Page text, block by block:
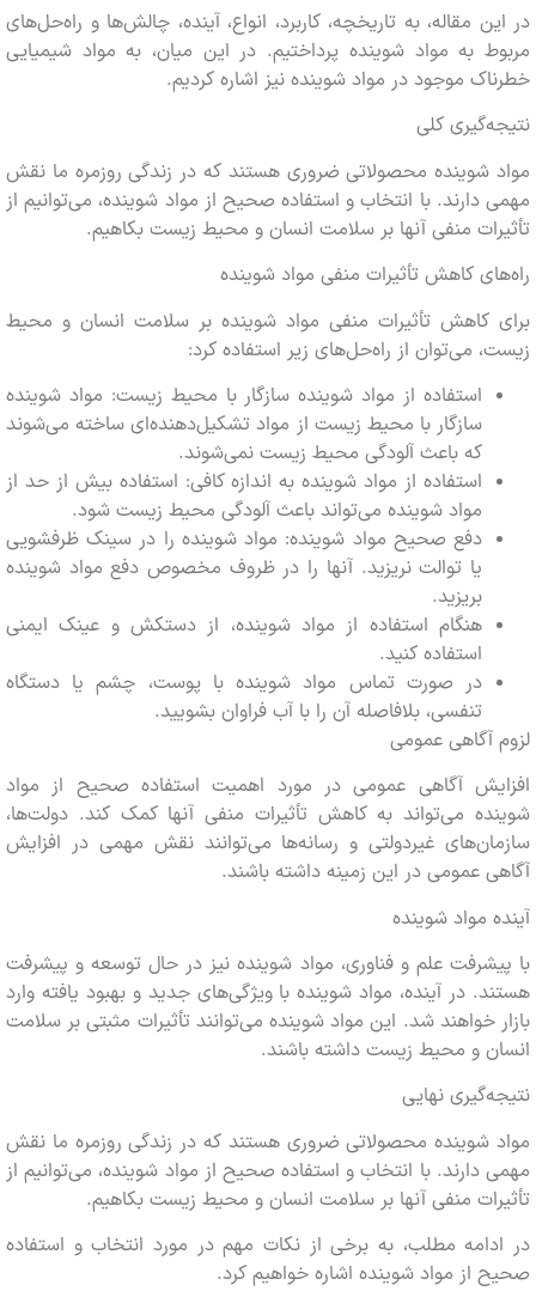
مقاله، به تاریخچه، کاربرد، انواع، آینده، چالش‌ها و راه‌حل‌های
به مواد شوینده پرداختیم. در این میان، به مواد شیمیایی
موجود در مواد شوینده نیز اشاره کردیم.
کلی
شوینده محصولاتی ضروری هستند که در زندگی روزمره ما نقش
با انتخاب و استفاده صحیح از مواد شوینده، می‌توانیم از
منفی آنها بر سلامت انسان و محیط زیست بکاهیم.
کاهش تأثیرات منفی مواد شوینده
کاهش تأثیرات منفی مواد شوینده بر سلامت انسان و محیط
می‌توان از راه‌حل‌های زیر استفاده کرد:
استفاده از مواد شوینده سازگار با محیط زیست: مواد شوینده
سازگار با محیط زیست از مواد تشکیل‌دهنده‌ای ساخته می‌شوند
که باعث آلودگی محیط زیست نمی‌شوند.
استفاده از مواد شوینده به اندازه کافی: استفاده بیش از حد از
مواد شوینده می‌تواند باعث آلودگی محیط زیست شود.
دفع صحیح مواد شوینده: مواد شوینده را در سینک ظرفشویی
یا توالت نریزید. آنها را در ظروف مخصوص دفع مواد شوینده
بریزید.
هنگام استفاده از مواد شوینده، از دستکش و عینک ایمنی
استفاده کنید.
در صورت تماس مواد شوینده با پوست، چشم یا دستگاه
تنفسی، بلافاصله آن را با آب فراوان بشویید.
آگاهی عمومی
آگاهی عمومی در مورد اهمیت استفاده صحیح از مواد
می‌تواند به کاهش تأثیرات منفی آنها کمک کند. دولت‌ها،
غیردولتی و رسانه‌ها می‌توانند نقش مهمی در افزایش
عمومی در این زمینه داشته باشند.
مواد شوینده
علم و فناوری، مواد شوینده نیز در حال توسعه و پیشرفت
در آینده، مواد شوینده با ویژگی‌های جدید و بهبود یافته وارد
خواهند شد. این مواد شوینده می‌توانند تأثیرات مثبتی بر سلامت
و محیط زیست داشته باشند.
نهایی
شوینده محصولاتی ضروری هستند که در زندگی روزمره ما نقش
با انتخاب و استفاده صحیح از مواد شوینده، می‌توانیم از
منفی آنها بر سلامت انسان و محیط زیست بکاهیم.
مطلب، به برخی از نکات مهم در مورد انتخاب و استفاده
از مواد شوینده اشاره خواهیم کرد.